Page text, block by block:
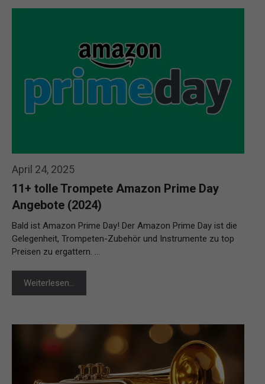
April 24, 2025
11+ tolle Trompete Amazon Prime Day
Angebote (2024)
Bald ist Amazon Prime Day! Der Amazon Prime Day ist die
Gelegenheit, Trompeten-Zubehör und Instrumente zu top
Preisen zu ergattern. …
Weiterlesen…